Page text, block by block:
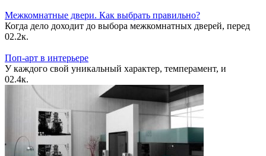
Межкомнатные двери. Как выбрать правильно?
Когда дело доходит до выбора межкомнатных дверей, перед
02.2к.
Поп-арт в интерьере
У каждого свой уникальный характер, темперамент, и
02.4к.